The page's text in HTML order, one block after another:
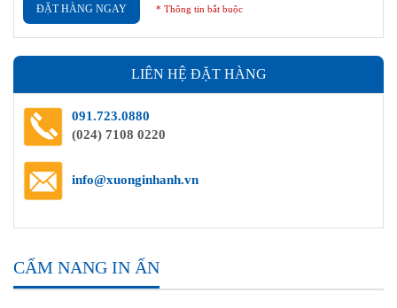
ĐẶT HÀNG NGAY * Thông tin bắt buộc
LIÊN HỆ ĐẶT HÀNG
091.723.0880
(024) 7108 0220
info@xuonginhanh.vn
CẨM NANG IN ẤN